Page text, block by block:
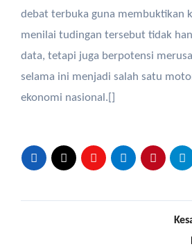
debat terbuka guna membuktikan
menilai tudingan tersebut tidak
data, tetapi juga berpotensi
selama ini menjadi salah satu
ekonomi nasional.[]